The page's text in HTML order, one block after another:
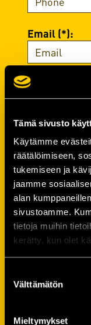
Tämä sivusto
Käytämme
räätälöimiseen,
tukemiseen ja
jaamme
alan
sivustoamme.
tietoja muihin
kerätty, kun olet
valinta
Välttämätön
Mieltymykset
Email (*):
Password
Password
Confirm
Contact